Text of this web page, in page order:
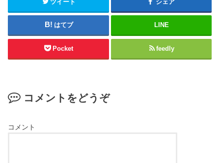
ツイート シェア
はてブ LINE
Pocket feedly
コメントをどうぞ
コメント